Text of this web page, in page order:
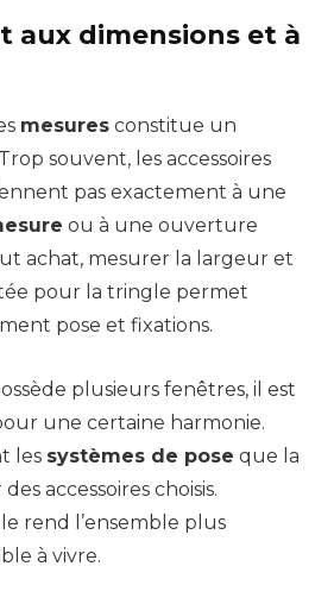
aux dimensions et à
mesures constitue un
souvent, les accessoires
pas exactement à une
ou à une ouverture
achat, mesurer la largeur et
pour la tringle permet
pose et fixations.
plusieurs fenêtres, il est
une certaine harmonie.
les systèmes de pose que la
accessoires choisis.
rend l’ensemble plus
à vivre.